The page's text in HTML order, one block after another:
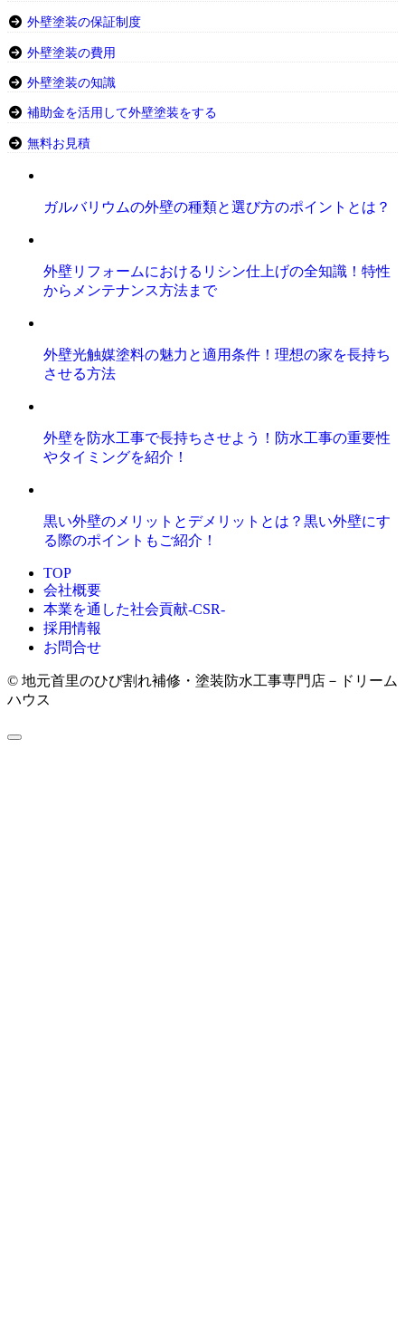
外壁塗装の保証制度
外壁塗装の費用
外壁塗装の知識
補助金を活用して外壁塗装をする
無料お見積
ガルバリウムの外壁の種類と選び方のポイントとは？
外壁リフォームにおけるリシン仕上げの全知識！特性
からメンテナンス方法まで
外壁光触媒塗料の魅力と適用条件！理想の家を長持ち
させる方法
外壁を防水工事で長持ちさせよう！防水工事の重要性
やタイミングを紹介！
黒い外壁のメリットとデメリットとは？黒い外壁にす
る際のポイントもご紹介！
TOP
会社概要
本業を通した社会貢献-CSR-
採用情報
お問合せ
© 地元首里のひび割れ補修・塗装防水工事専門店－ドリーム
ハウス